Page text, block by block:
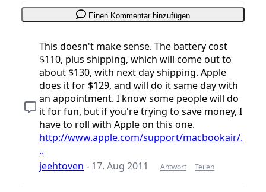
Einen Kommentar hinzufügen
This doesn't make sense. The battery cost
$110, plus shipping, which will come out to
about $130, with next day shipping. Apple
does it for $129, and will do it same day with
an appointment. I know some people will do
it for fun, but if you're trying to save money, I
have to roll with Apple on this one.
http://www.apple.com/support/macbookair/.
..
jeehtoven - 17. Aug 2011 Antwort Teilen